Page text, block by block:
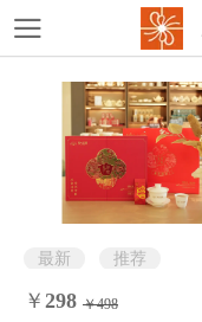
最新 推荐
￥ 298 ￥498